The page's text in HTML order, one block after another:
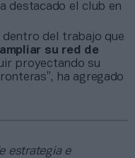
destacado el club en
dentro del trabajo que
ampliar su red de
proyectando su
ha agregado
estrategia e